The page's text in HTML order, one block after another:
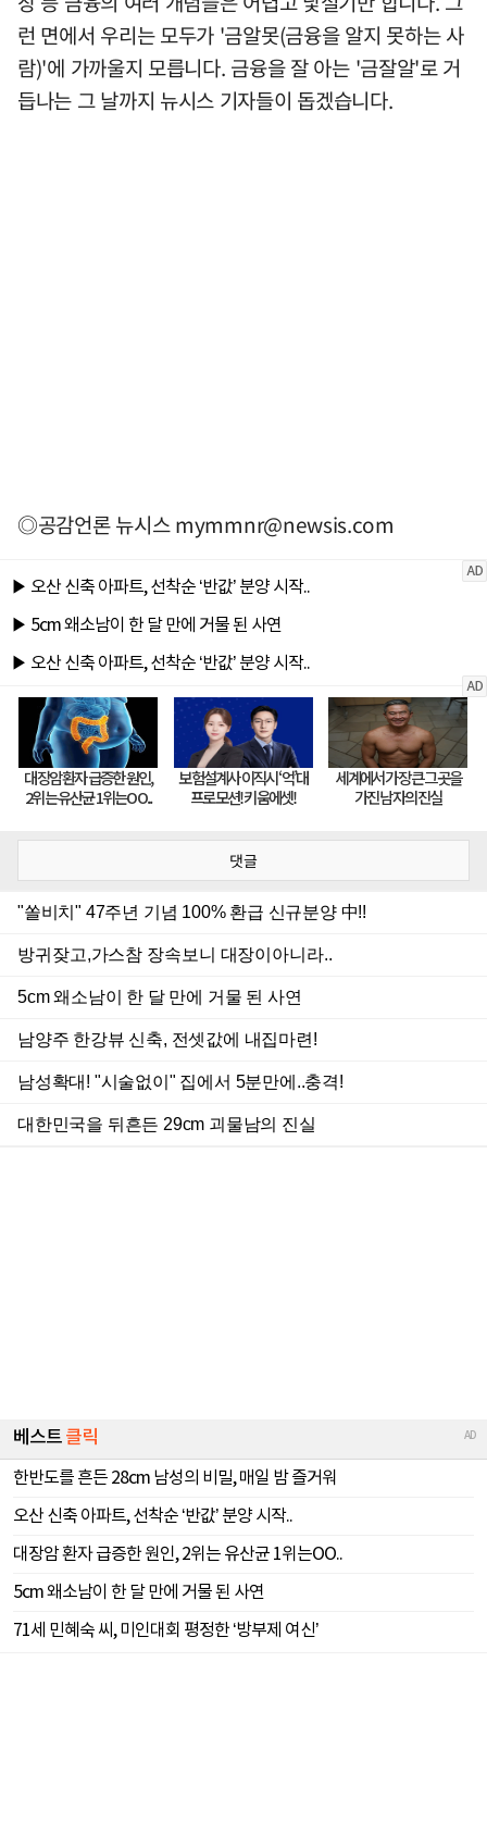
런 면에서 우리는 모두가 '금알못(금융을 알지 못하는 사
람)'에 가까울지 모릅니다. 금융을 잘 아는 '금잘알'로 거
듭나는 그 날까지 뉴시스 기자들이 돕겠습니다.
◎공감언론 뉴시스mymmnr@newsis.com
댓글